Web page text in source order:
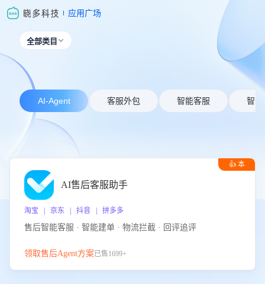
应用广场
全部类目 
AI-Agent 客服外包 智能客服 智能
👍 本
AI售后客服助手
淘宝 | 京东 | 抖音 | 拼多多
售后智能客服 · 智能建单 · 物流拦截 · 回评追评
领取售后Agent方案已售1699+